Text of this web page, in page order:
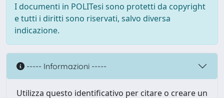
I documenti in POLITesi sono protetti da copyright
e tutti i diritti sono riservati, salvo diversa
indicazione.
----- Informazioni -----
Utilizza questo identificativo per citare o creare un